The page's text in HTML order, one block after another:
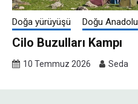
Doğa yürüyüşü Doğu Anadolu
Cilo Buzulları Kampı
10 Temmuz 2026 Seda